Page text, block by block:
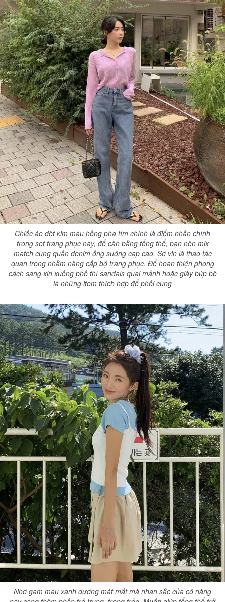
Chiếc áo dệt kim màu hồng pha tím chính là điểm nhấn chính
trong set trang phục này, để cân bằng tổng thể, bạn nên mix
match cùng quần denim ống suông cạp cao. Sơ vin là thao tác
quan trọng nhằm nâng cấp bộ trang phục. Để hoàn thiện phong
cách sang xịn xuống phố thì sandals quai mảnh hoặc giày búp bê
là những item thích hợp để phối cùng
Nhờ gam màu xanh dương mát mắt mà nhan sắc của cô nàng